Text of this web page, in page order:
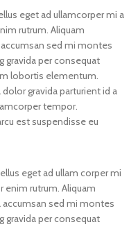
eget ad ullamcorper mi a
rutrum. Aliquam
sed mi montes
gravida per consequat
lobortis elementum.
gravida parturient id a
tempor.
est suspendisse eu
eget ad ullam corper mi
enim rutrum. Aliquam
sed mi montes
gravida per consequat